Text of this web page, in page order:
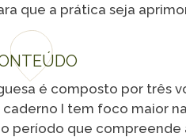
que a prática seja
é composto por três
I tem foco maior
período que compreende